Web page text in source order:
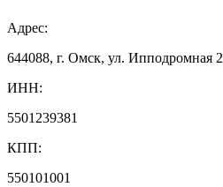
Адрес:
644088, г. Омск, ул. Ипподромная 2
ИНН:
5501239381
КПП:
550101001